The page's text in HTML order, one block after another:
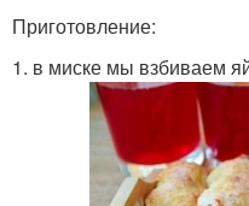
Приготовление:
1. в миске мы взбиваем